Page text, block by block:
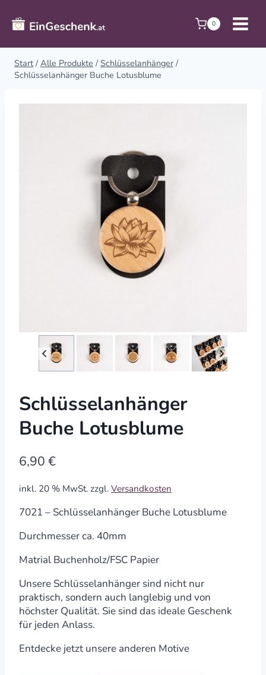
Inhalt
springen
0
Start / Alle Produkte / Schlüsselanhänger /
Schlüsselanhänger Buche Lotusblume
Schlüsselanhänger
Buche Lotusblume
6,90 €
inkl. 20 % MwSt. zzgl. Versandkosten
7021 – Schlüsselanhänger Buche Lotusblume
Durchmesser ca. 40mm
Matrial Buchenholz/FSC Papier
Unsere Schlüsselanhänger sind nicht nur
praktisch, sondern auch langlebig und von
höchster Qualität. Sie sind das ideale Geschenk
für jeden Anlass.
Entdecke jetzt unsere anderen Motive